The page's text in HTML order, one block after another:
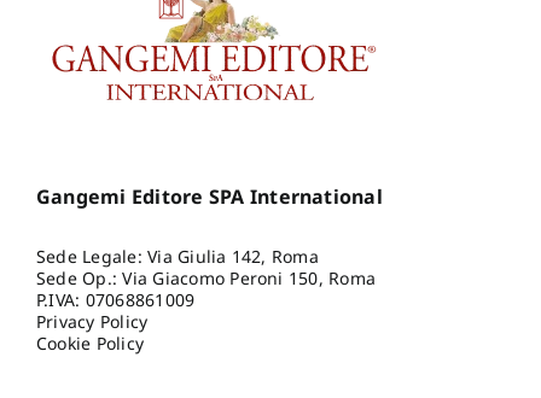
Gangemi Editore SPA International
Sede Legale: Via Giulia 142, Roma
Sede Op.: Via Giacomo Peroni 150, Roma
P.IVA: 07068861009
Privacy Policy
Cookie Policy